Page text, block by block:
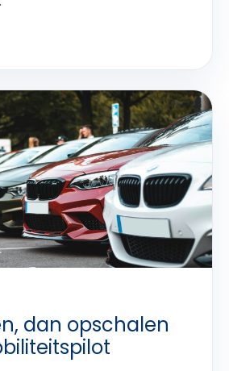
dan opschalen